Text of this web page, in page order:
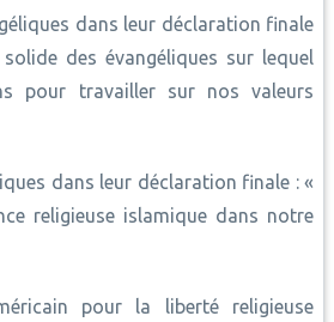
dans leur déclaration finale
des évangéliques sur lequel
pour travailler sur nos valeurs
dans leur déclaration finale : «
religieuse islamique dans notre
pour la liberté religieuse